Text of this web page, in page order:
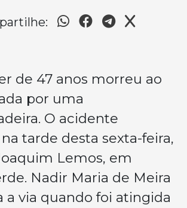
de 47 anos morreu ao
por uma
O acidente
tarde desta sexta-feira,
Lemos, em
Nadir Maria de Meira
a via quando foi atingida